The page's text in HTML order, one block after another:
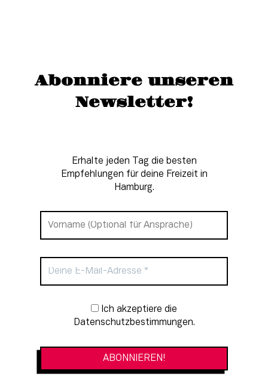
Abonniere unseren
Newsletter!
Erhalte jeden Tag die besten
Empfehlungen für deine Freizeit in
Hamburg.
Newsletter-Anmeldung
Datenschutzbestimmungen.